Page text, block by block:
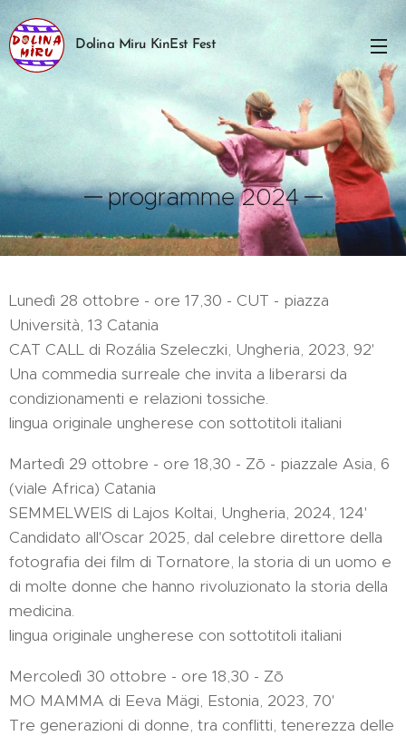
Dolina Miru KinEst Fest
programme 2024
Lunedì 28 ottobre - ore 17,30 - CUT - piazza
Università, 13 Catania
CAT CALL di Rozália Szeleczki, Ungheria, 2023, 92'
Una commedia surreale che invita a liberarsi da
condizionamenti e relazioni tossiche.
lingua originale ungherese con sottotitoli italiani
Martedì 29 ottobre - ore 18,30 - Zō - piazzale Asia, 6
(viale Africa) Catania
SEMMELWEIS di Lajos Koltai, Ungheria, 2024, 124'
Candidato all'Oscar 2025, dal celebre direttore della
fotografia dei film di Tornatore, la storia di un uomo e
di molte donne che hanno rivoluzionato la storia della
medicina.
lingua originale ungherese con sottotitoli italiani
Mercoledì 30 ottobre - ore 18,30 - Zō
MO MAMMA di Eeva Mägi, Estonia, 2023, 70'
Tre generazioni di donne, tra conflitti, tenerezza delle